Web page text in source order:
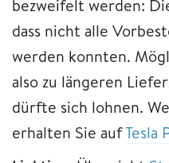
bezweifelt werden:
dass nicht alle
werden konnten.
also zu längeren
dürfte sich lohnen.
erhalten Sie aufTesla